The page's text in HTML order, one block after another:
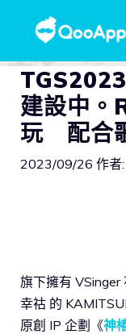
建設中。
玩 配合
2023/09/26 作者:
旗下擁有 VSinger
幸祜 的
原創 IP 企劃《神